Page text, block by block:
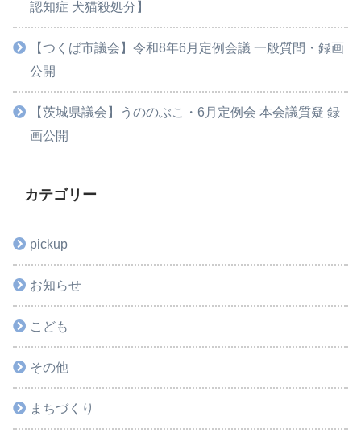
認知症 犬猫殺処分】
【つくば市議会】令和8年6月定例会議 一般質問・録画
公開
【茨城県議会】うののぶこ・6月定例会 本会議質疑 録
画公開
カテゴリー
pickup
お知らせ
こども
その他
まちづくり